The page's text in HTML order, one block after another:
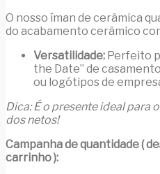
O nosso íman de cerâmica
do acabamento cerâmico
Versatilidade: Perfeito
the Date” de
ou logótipos de
Dica: É o presente ideal para
dos netos!
Campanha de quantidade (
carrinho ):